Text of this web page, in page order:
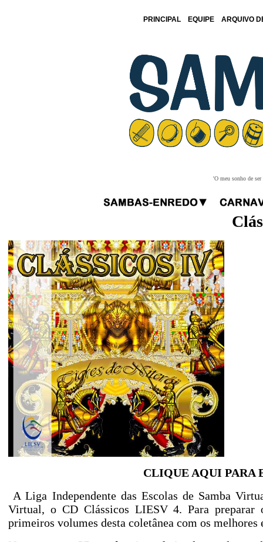
PRINCIPAL EQUIPE ARQUIVO
'O meu sonho de
CLIQUE AQUI PARA
A Liga Independente das Escolas de Samba
Virtual, o CD Clássicos LIESV 4. Para preparar
primeiros volumes desta coletânea com os